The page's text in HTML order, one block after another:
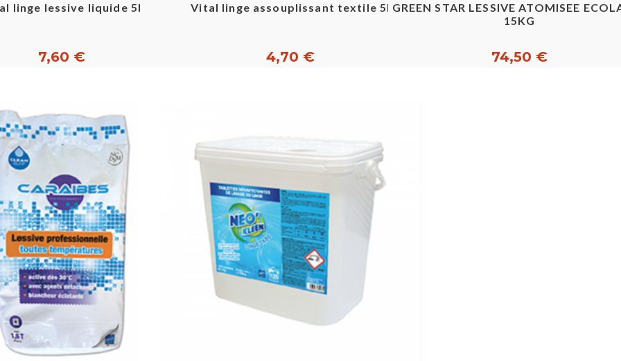
linge lessive liquide 5l
7,60 €
Vital linge assouplissant textile 5l
4,70 €
GREEN STAR LESSIVE ATOMISEE
15KG
74,50 €